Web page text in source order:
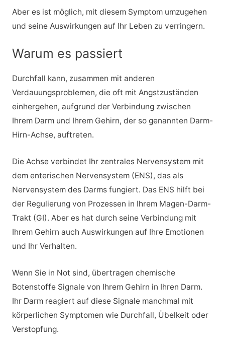
Aber es ist möglich, mit diesem Symptom umzugehen
und seine Auswirkungen auf Ihr Leben zu verringern.
Warum es passiert
Durchfall kann, zusammen mit anderen
Verdauungsproblemen, die oft mit Angstzuständen
einhergehen, aufgrund der Verbindung zwischen
Ihrem Darm und Ihrem Gehirn, der so genannten Darm-
Hirn-Achse, auftreten.
Die Achse verbindet Ihr zentrales Nervensystem mit
dem enterischen Nervensystem (ENS), das als
Nervensystem des Darms fungiert. Das ENS hilft bei
der Regulierung von Prozessen in Ihrem Magen-Darm-
Trakt (GI). Aber es hat durch seine Verbindung mit
Ihrem Gehirn auch Auswirkungen auf Ihre Emotionen
und Ihr Verhalten.
Wenn Sie in Not sind, übertragen chemische
Botenstoffe Signale von Ihrem Gehirn in Ihren Darm.
Ihr Darm reagiert auf diese Signale manchmal mit
körperlichen Symptomen wie Durchfall, Übelkeit oder
Verstopfung.